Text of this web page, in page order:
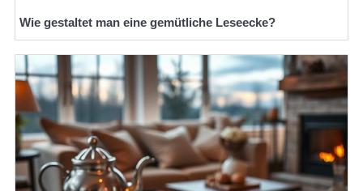
Wie gestaltet man eine gemütliche Leseecke?